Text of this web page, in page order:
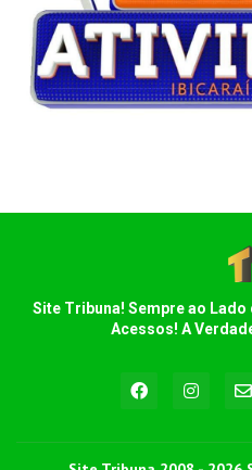
Site Tribuna! Sempre ao
Acessos! A